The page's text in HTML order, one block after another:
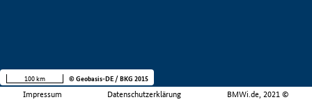
Impressum Datenschutzerklärung BMWi.de, 2021 ©
100 km © Geobasis-DE / BKG 2015